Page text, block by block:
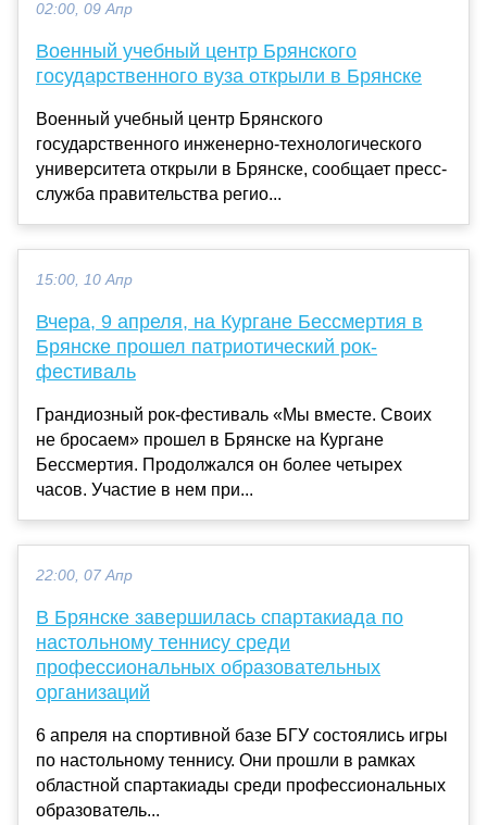
02:00, 09 Апр
Военный учебный центр Брянского
государственного вуза открыли в Брянске
Военный учебный центр Брянского
государственного инженерно-технологического
университета открыли в Брянске, сообщает пресс-
служба правительства регио...
15:00, 10 Апр
Вчера, 9 апреля, на Кургане Бессмертия в
Брянске прошел патриотический рок-
фестиваль
Грандиозный рок-фестиваль «Мы вместе. Своих
не бросаем» прошел в Брянске на Кургане
Бессмертия. Продолжался он более четырех
часов. Участие в нем при...
22:00, 07 Апр
В Брянске завершилась спартакиада по
настольному теннису среди
профессиональных образовательных
организаций
6 апреля на спортивной базе БГУ состоялись игры
по настольному теннису. Они прошли в рамках
областной спартакиады среди профессиональных
образователь...